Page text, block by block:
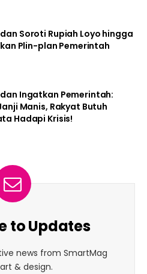
Soroti Rupiah Loyo hingga
Plin-plan Pemerintah
Ingatkan Pemerintah:
Manis, Rakyat Butuh
Hadapi Krisis!
to Updates
news from SmartMag
& design.